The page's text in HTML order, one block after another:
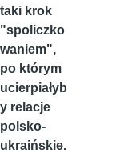
taki krok
"spoliczko
waniem",
po którym
ucierpiałyb
y relacje
polsko-
ukraińskie.